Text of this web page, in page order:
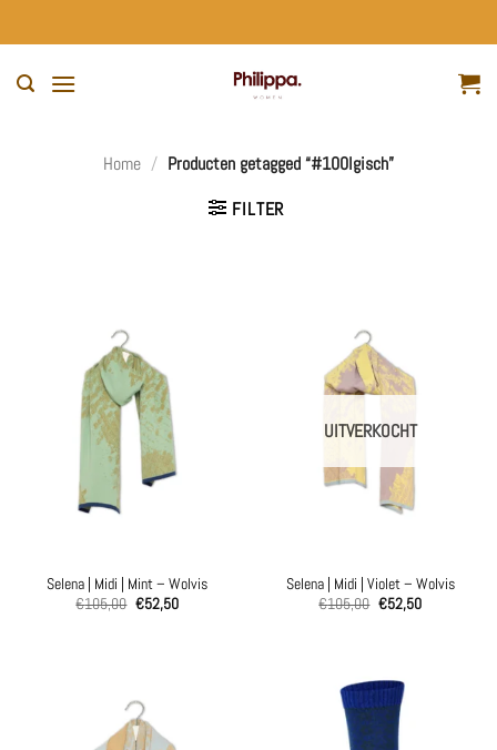
naar
Home / Producten getagged “#100lgisch”
FILTER
Selena | Midi | Mint – Wolvis
€105,00 €52,50
UITVERKOCHT
Selena | Midi | Violet – Wolvis
€105,00 €52,50